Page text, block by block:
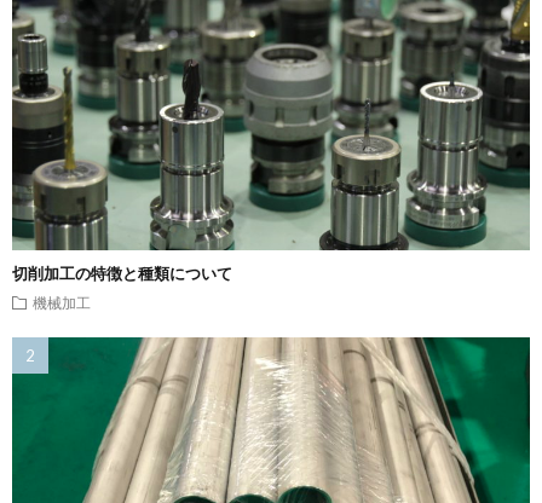
切削加工の特徴と種類について
機械加工